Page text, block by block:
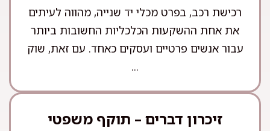
רכישת רכב, בפרט מכלי יד שנייה, מהווה לעיתים
את אחת ההשקעות הכלכליות החשובות ביותר
עבור אנשים פרטיים ועסקים כאחד. עם זאת, שוק
...
זיכרון דברים – תוקף משפטי